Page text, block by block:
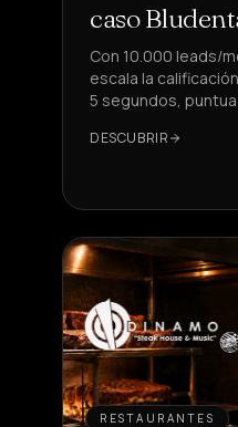
caso
Con 10.000 leads/
escala la
5 segundos,
DESCUBRIR
RESTAURANTES